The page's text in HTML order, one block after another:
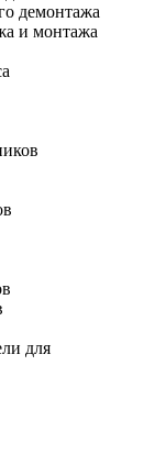
демонтажа
и монтажа
для